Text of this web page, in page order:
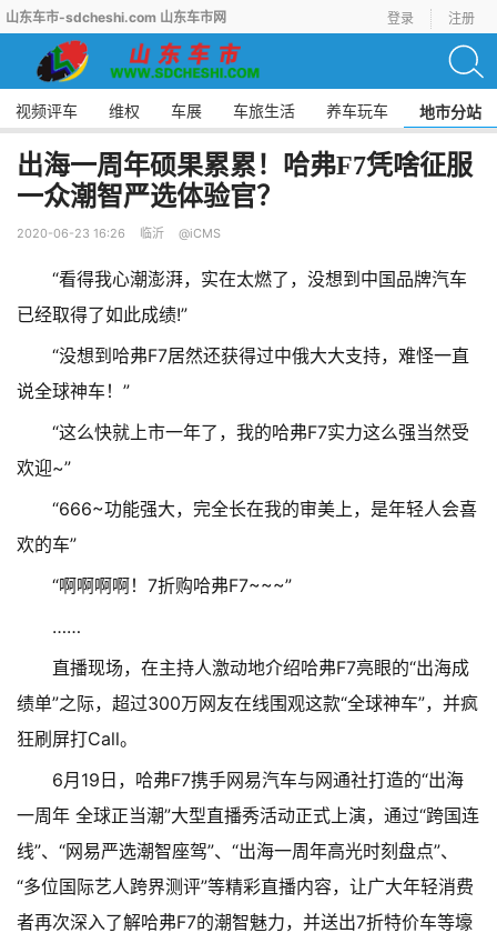
山东车市-sdcheshi.com 山东车市网 登录 注册
视频评车 维权 车展 车旅生活 养车玩车 地市分站
出海一周年硕果累累！哈弗F7凭啥征服
一众潮智严选体验官？
2020-06-23 16:26 临沂 @iCMS
“看得我心潮澎湃，实在太燃了，没想到中国品牌汽车
已经取得了如此成绩!”
“没想到哈弗F7居然还获得过中俄大大支持，难怪一直
说全球神车！”
“这么快就上市一年了，我的哈弗F7实力这么强当然受
欢迎~”
“666~功能强大，完全长在我的审美上，是年轻人会喜
欢的车”
“啊啊啊啊！7折购哈弗F7~~~”
……
直播现场，在主持人激动地介绍哈弗F7亮眼的“出海成
绩单”之际，超过300万网友在线围观这款“全球神车”，并疯
狂刷屏打Call。
6月19日，哈弗F7携手网易汽车与网通社打造的“出海
一周年 全球正当潮”大型直播秀活动正式上演，通过“跨国连
线”、“网易严选潮智座驾”、“出海一周年高光时刻盘点”、
“多位国际艺人跨界测评”等精彩直播内容，让广大年轻消费
者再次深入了解哈弗F7的潮智魅力，并送出7折特价车等壕